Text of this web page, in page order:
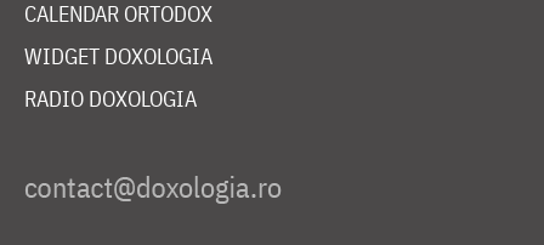
CALENDAR ORTODOX
WIDGET DOXOLOGIA
RADIO DOXOLOGIA